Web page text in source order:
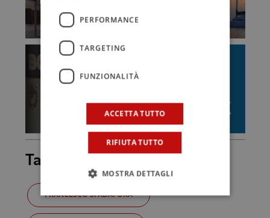
Tag
FRANCESCO SPADAFORA
PERFORMANCE
TARGETING
FUNZIONALITÀ
ACCETTA TUTTO
RIFIUTA TUTTO
MOSTRA DETTAGLI